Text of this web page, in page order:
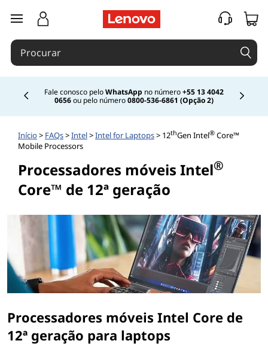
saltar para o conteúdo principal
Fale conosco peloWhatsApp no número+55 13 4042
0656ou pelo número0800-536-6861 (Opção 2)
Currently displaying item 2 of
Início> FAQs>Intel>Intel for Laptops> 12thGen Intel® Core™
Mobile Processors
Processadores móveis Intel®
Core™ de 12ª geração
Processadores móveis Intel Core de
12ª geração para laptops